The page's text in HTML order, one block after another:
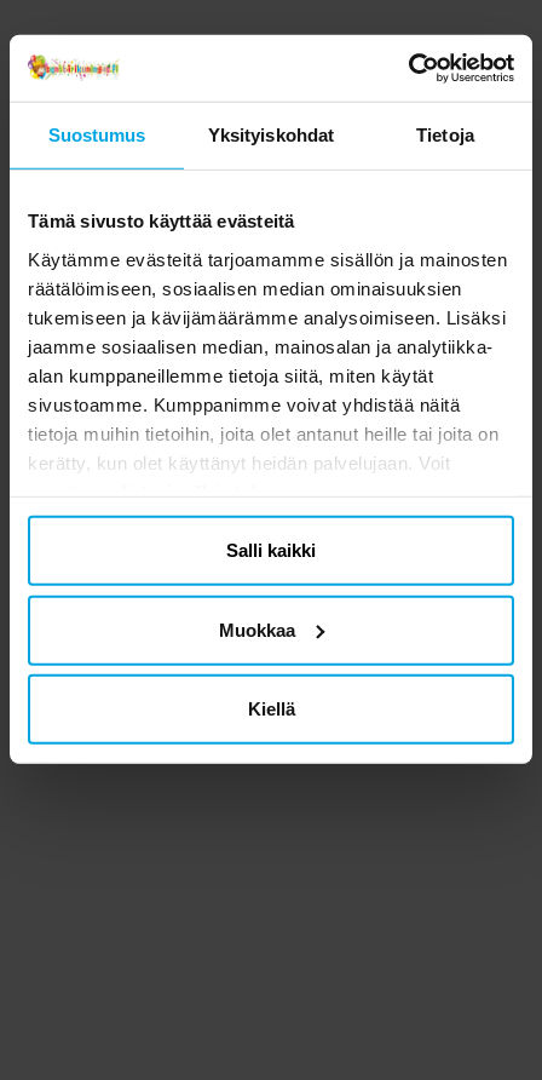
Suostumus Yksityiskohdat Tietoja
Tämä sivusto käyttää evästeitä
Käytämme evästeitä tarjoamamme sisällön ja mainosten
räätälöimiseen, sosiaalisen median ominaisuuksien
tukemiseen ja kävijämäärämme analysoimiseen. Lisäksi
jaamme sosiaalisen median, mainosalan ja analytiikka-
alan kumppaneillemme tietoja siitä, miten käytät
sivustoamme. Kumppanimme voivat yhdistää näitä
tietoja muihin tietoihin, joita olet antanut heille tai joita on
kerätty, kun olet käyttänyt heidän palvelujaan. Voit
Salli kaikki
Muokkaa
Kiellä